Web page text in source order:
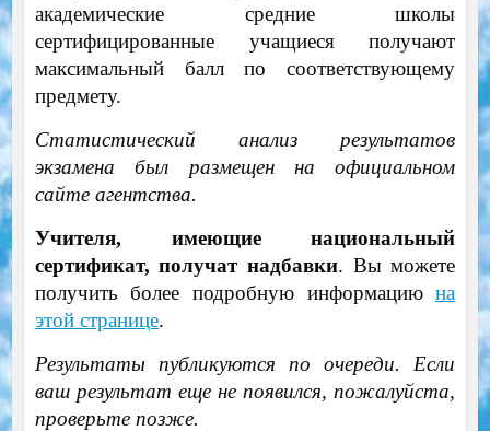
академические средние школы
сертифицированные учащиеся получают
максимальный балл по соответствующему
предмету.
Статистический анализ результатов
экзамена был размещен на официальном
сайте агентства.
Учителя, имеющие национальный
сертификат, получат надбавки. Вы можете
получить более подробную информациюна
этой странице.
Результаты публикуются по очереди. Если
ваш результат еще не появился, пожалуйста,
проверьте позже.